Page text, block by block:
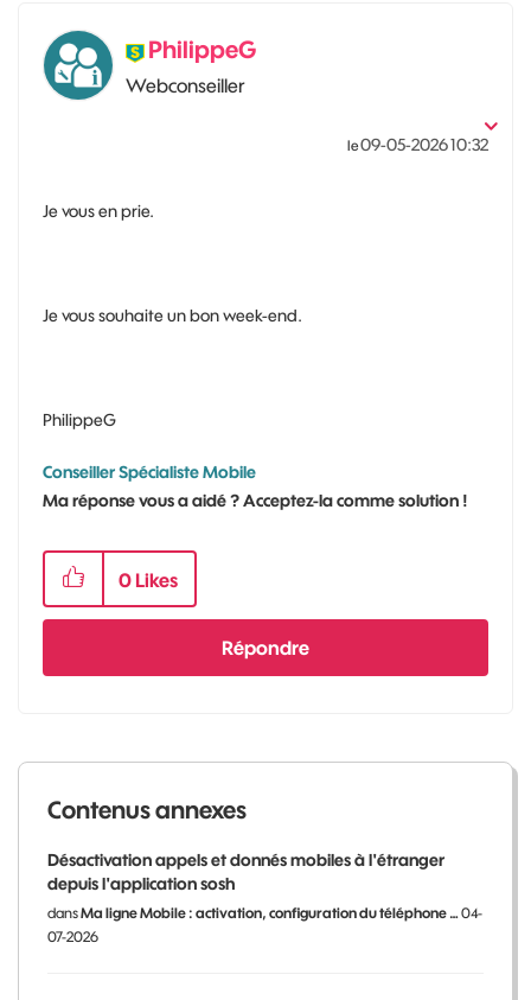
PhilippeG
Webconseiller
le‎09-05-202610:32
Je vous en prie.
Je vous souhaite un bon week-end.
PhilippeG
Conseiller Spécialiste Mobile
Ma réponse vous a aidé ? Acceptez-la comme solution !
0 Likes
Répondre
Contenus annexes
Désactivation appels et donnés mobiles à l'étranger
depuis l'application sosh
dansMa ligne Mobile : activation, configuration du téléphone …04-
07-2026